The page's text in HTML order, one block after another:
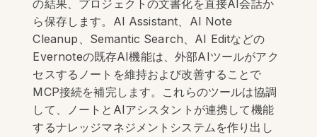
の結果、プロジェクトの文書化を直接AI会話か
ら保存します。AI Assistant、AI Note
Cleanup、Semantic Search、AI Editなどの
Evernoteの既存AI機能は、外部AIツールがアク
セスするノートを維持および改善することで
MCP接続を補完します。これらのツールは協調
して、ノートとAIアシスタントが連携して機能
するナレッジマネジメントシステムを作り出し